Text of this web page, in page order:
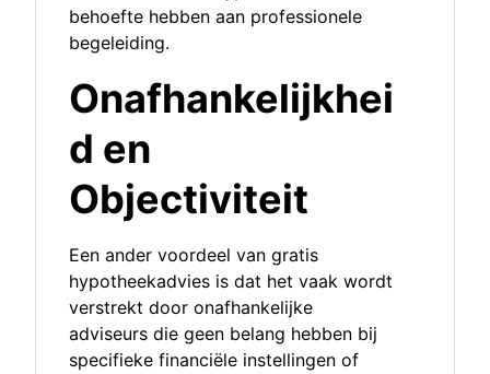
behoefte hebben aan professionele
begeleiding.
Onafhankelijkhei
d en
Objectiviteit
Een ander voordeel van gratis
hypotheekadvies is dat het vaak wordt
verstrekt door onafhankelijke
adviseurs die geen belang hebben bij
specifieke financiële instellingen of